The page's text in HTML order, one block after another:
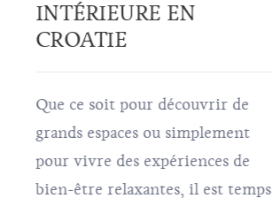
INTÉRIEURE EN
CROATIE
Que ce soit pour découvrir de
grands espaces ou simplement
pour vivre des expériences de
bien-être relaxantes, il est temps